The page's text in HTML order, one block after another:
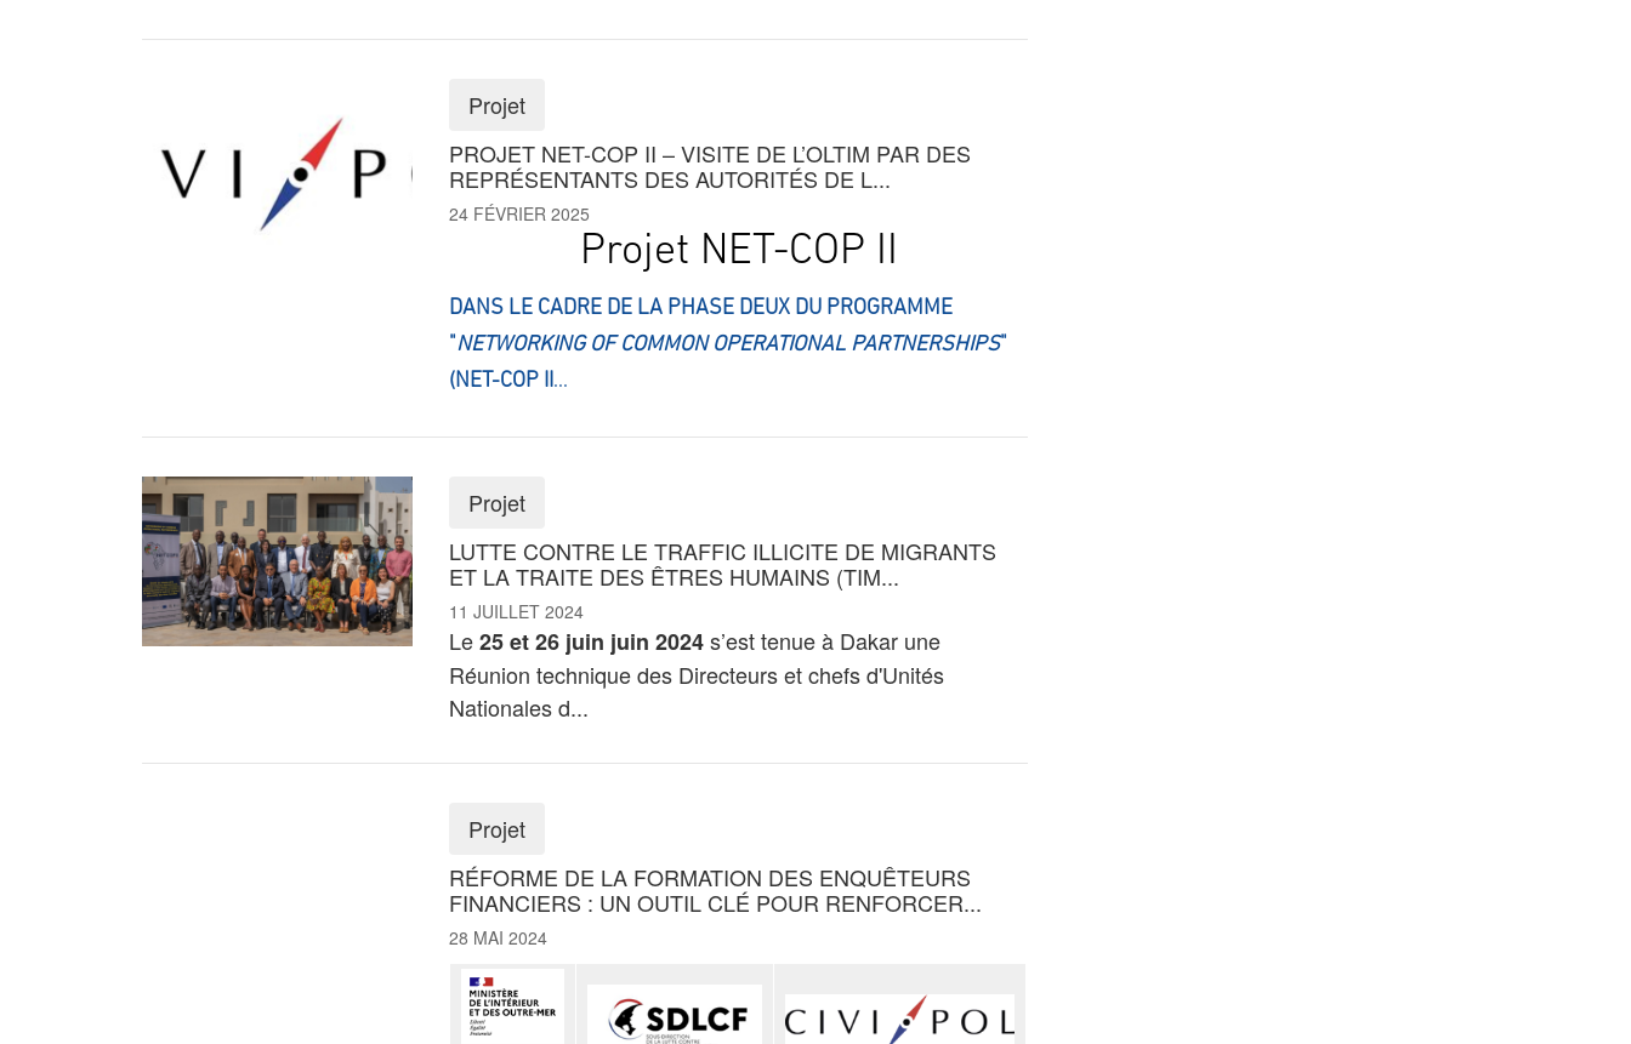
Projet
PROJET NET-COP II – VISITE DE L’OLTIM PAR DES
REPRÉSENTANTS DES AUTORITÉS DE L...
24 FÉVRIER 2025
Projet NET-COP II
DANS LE CADRE DE LA PHASE DEUX DU PROGRAMME
"NETWORKING OF COMMON OPERATIONAL PARTNERSHIPS"
(NET-COP II...
Projet
LUTTE CONTRE LE TRAFFIC ILLICITE DE MIGRANTS
ET LA TRAITE DES ÊTRES HUMAINS (TIM...
11 JUILLET 2024
Le25 et 26 juin juin 2024s’est tenue à Dakar une
Réunion technique des Directeurs et chefs d'Unités
Nationales d...
Projet
RÉFORME DE LA FORMATION DES ENQUÊTEURS
FINANCIERS : UN OUTIL CLÉ POUR RENFORCER...
28 MAI 2024